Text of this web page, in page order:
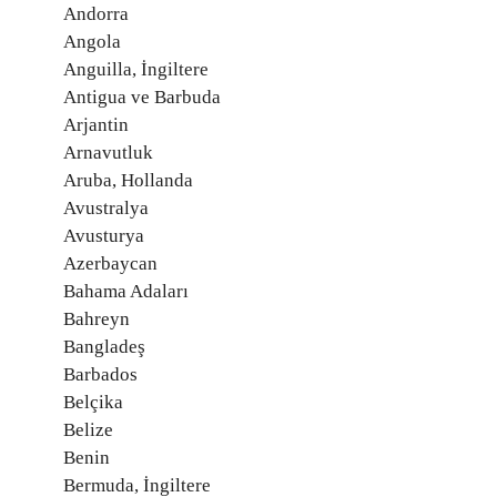
Andorra
Angola
Anguilla, İngiltere
Antigua ve Barbuda
Arjantin
Arnavutluk
Aruba, Hollanda
Avustralya
Avusturya
Azerbaycan
Bahama Adaları
Bahreyn
Bangladeş
Barbados
Belçika
Belize
Benin
Bermuda, İngiltere